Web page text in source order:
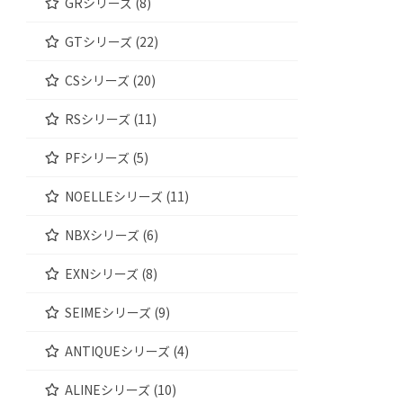
GTシリーズ (22)
CSシリーズ (20)
RSシリーズ (11)
PFシリーズ (5)
NOELLEシリーズ (11)
NBXシリーズ (6)
EXNシリーズ (8)
SEIMEシリーズ (9)
ANTIQUEシリーズ (4)
ALINEシリーズ (10)